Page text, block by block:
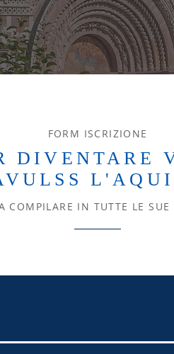
FORM ISCRIZIONE
DIVENTARE
COMPILARE IN TUTTE LE SUE